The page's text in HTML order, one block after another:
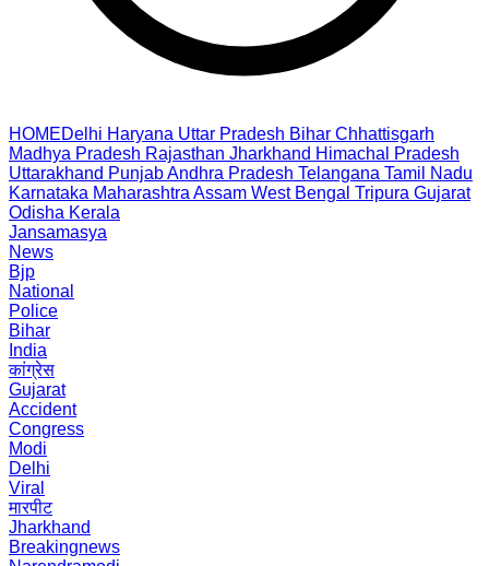
HOMEDelhi Haryana Uttar Pradesh Bihar Chhattisgarh
Madhya Pradesh Rajasthan Jharkhand Himachal Pradesh
Uttarakhand PunjabAndhra Pradesh Telangana Tamil Nadu
Karnataka Maharashtra Assam West Bengal Tripura Gujarat
Odisha Kerala
Jansamasya
News
Bjp
National
Police
Bihar
India
कांग्रेस
Gujarat
Accident
Congress
Modi
Delhi
Viral
मारपीट
Jharkhand
Breakingnews